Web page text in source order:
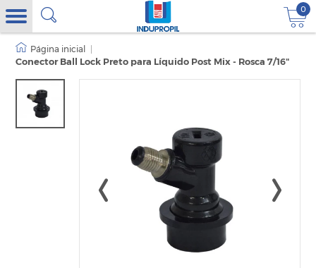
0
Conector Ball Lock Preto para Líquido Post Mix - Rosca 7/16"